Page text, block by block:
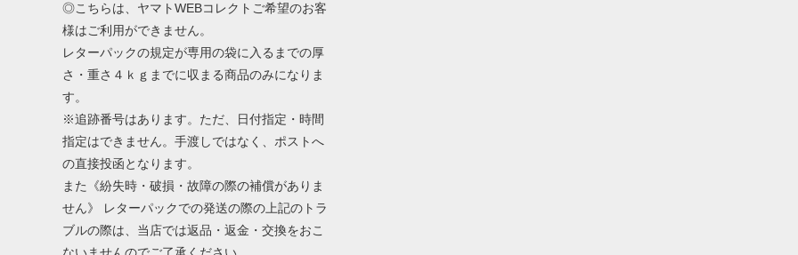
◎こちらは、ヤマトWEBコレクトご希望のお客
様はご利用ができません。
レターパックの規定が専用の袋に入るまでの厚
さ・重さ４ｋｇまでに収まる商品のみになりま
す。
※追跡番号はあります。ただ、日付指定・時間
指定はできません。手渡しではなく、ポストへ
の直接投函となります。
また《紛失時・破損・故障の際の補償がありま
せん》 レターパックでの発送の際の上記のトラ
ブルの際は、当店では返品・返金・交換をおこ